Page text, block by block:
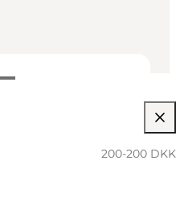
200-200 DKK